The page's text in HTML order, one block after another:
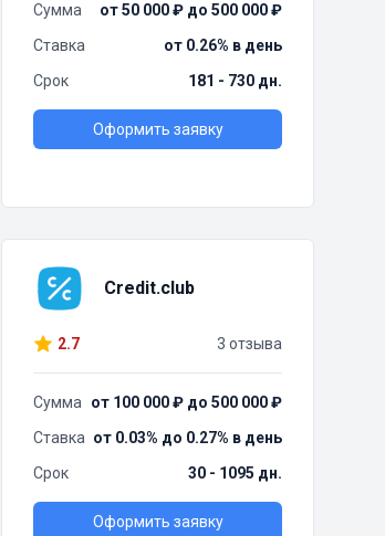
Сумма
от 50 000 ₽ до 500 000 ₽
Ставка
от 0.26% в день
Срок
181 - 730 дн.
Оформить заявку
Credit.club
2.7 3 отзыва
Сумма
от 100 000 ₽ до 500 000 ₽
Ставка от 0.03% до 0.27% в день
Срок
30 - 1095 дн.
Оформить заявку